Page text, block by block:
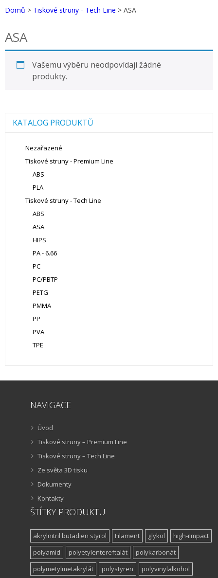
Domů > Tiskové struny - Tech Line > ASA
ASA
Vašemu výběru neodpovídají žádné
produkty.
KATALOG PRODUKTŮ
Nezařazené
Tiskové struny - Premium Line
ABS
PLA
Tiskové struny - Tech Line
ABS
ASA
HIPS
PA - 6.66
PC
PC/PBTP
PETG
PMMA
PP
PVA
TPE
NAVIGACE
Úvod
Tiskové struny – Premium Line
Tiskové struny – Tech Line
Ze světa 3D tisku
Dokumenty
Kontakty
ŠTÍTKY PRODUKTU
akrylnitril butadien styrol Filament glykol
high-iImpact
polyamid
polyetylentereftalát
polykarbonát
polymetylmetakrylát
polystyren polyvinylalkohol